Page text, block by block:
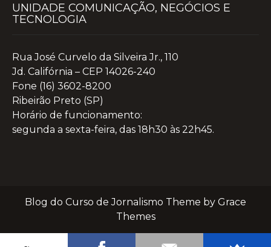
UNIDADE COMUNICAÇÃO, NEGÓCIOS E
TECNOLOGIA
Rua José Curvelo da Silveira Jr., 110
Jd. Califórnia – CEP 14026-240
Fone (16) 3602-8200
Ribeirão Preto (SP)
Horário de funcionamento:
segunda a sexta-feira, das 18h30 às 22h45.
Blog do Curso de Jornalismo Theme by Grace
Themes